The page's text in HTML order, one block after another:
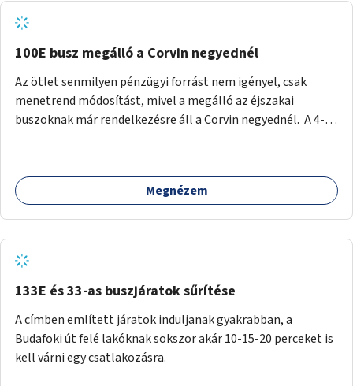
tud állni a megállóba. A környéken a tömegközlekedés
csúcsidőben már most is fullos, a Bosnyák téri beruházások
befejeztével hatványozódni fog az utazási igény.
100E busz megálló a Corvin negyednél
Az ötlet senmilyen pénzügyi forrást nem igényel, csak
menetrend módosítást, mivel a megálló az éjszakai
buszoknak már rendelkezésre áll a Corvin negyednél. A 4-es
ha a 100E reptéri busz a Corvin negyed metrómegállónál is
megállna - főleg éjjel, amikor a metró nem jár, és a 200E
nem hosszabbítaná meg sokkal, a 4-6 vonalán lakóknak
viszont a Kálvin tér-Corvin negyed utat megspórolva 10-15
perccel rövidítheti az utazási idejét.
Megnézem
133E és 33-as buszjáratok sűrítése
A címben említett járatok induljanak gyakrabban, a
Budafoki út felé lakóknak sokszor akár 10-15-20 perceket is
kell várni egy csatlakozásra.